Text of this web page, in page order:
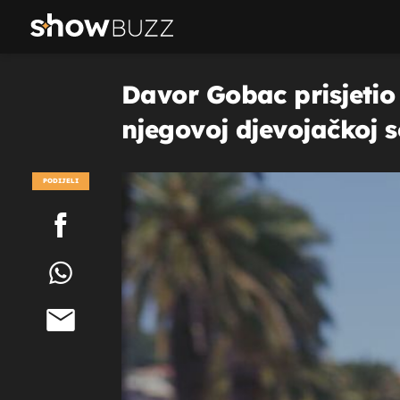
Davor Gobac
njegovoj djevojačkoj
PODIJELI
POGLEDAJ